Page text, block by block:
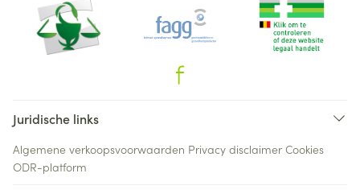
Juridische links
Algemene verkoopsvoorwaarden Privacy disclaimer Cookies
ODR-platform